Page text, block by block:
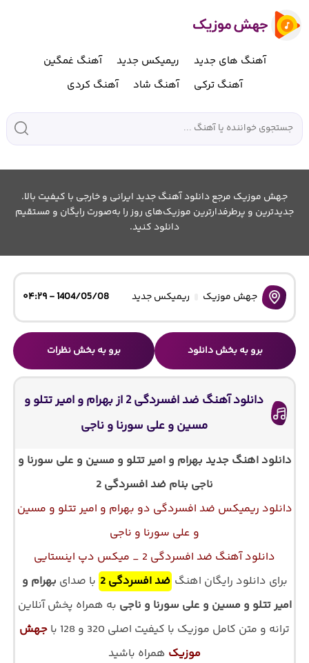
آهنگ های جدید ریمیکس جدید
آهنگ غمگین
آهنگ ترکی
آهنگ شاد آهنگ کردی
جهش موزیک مرجع دانلود آهنگ جدید ایرانی و خارجی با کیفیت بالا.
جدیدترین و پرطرفدارترین موزیک‌های روز را به‌صورت رایگان و مستقیم
دانلود کنید.
جهش موزیک ریمیکس جدید 1404/05/08 - ۰۴:۲۹
برو به بخش دانلود برو به بخش نظرات
دانلود آهنگ ضد افسردگی 2 از بهرام و امیر تتلو و
مسین و علی سورنا و ناجی
دانلود اهنگ جدید بهرام و امیر تتلو و مسین و علی سورنا و
ناجی بنام ضد افسردگی 2
دانلود ریمیکس ضد افسردگی دو بهرام و امیر تتلو و مسین
و علی سورنا و ناجی
دانلود آهنگ ضد افسردگی 2 _ میکس دپ اینستایی
برای دانلود رایگان اهنگ ضد افسردگی 2 با صدای بهرام و
امیر تتلو و مسین و علی سورنا و ناجی به همراه پخش آنلاین
ترانه و متن کامل موزیک با کیفیت اصلی 320 و 128 با
جهش
موزیک همراه باشید